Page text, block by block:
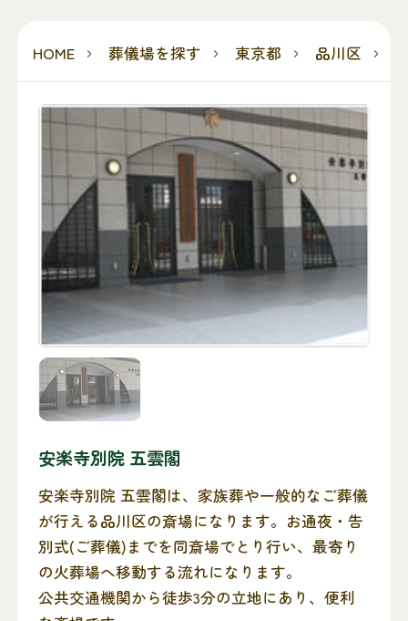
HOME 葬儀場を探す 東京都 品川区
安楽寺別院 五雲閣
安楽寺別院 五雲閣は、家族葬や一般的なご葬儀
が行える品川区の斎場になります。お通夜・告
別式(ご葬儀)までを同斎場でとり行い、最寄り
の火葬場へ移動する流れになります。
公共交通機関から徒歩3分の立地にあり、便利